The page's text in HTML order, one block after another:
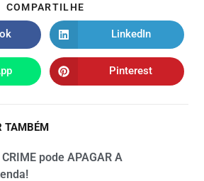
COMPARTILHE
LinkedIn
Pinterest
TAMBÉM
pode APAGAR A